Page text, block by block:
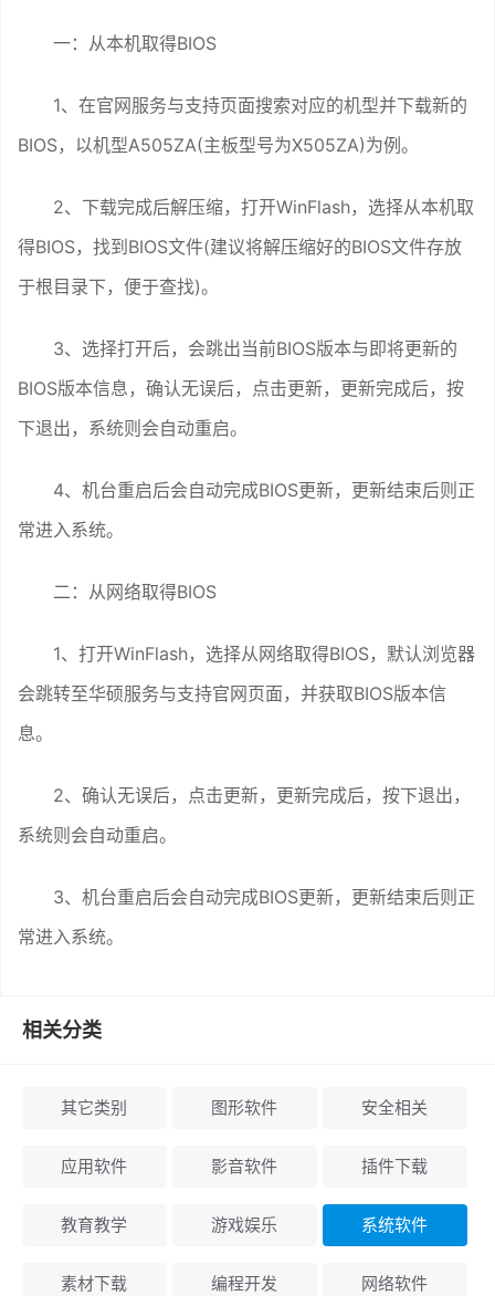
一：从本机取得BIOS
1、在官网服务与支持页面搜索对应的机型并下载新的
BIOS，以机型A505ZA(主板型号为X505ZA)为例。
2、下载完成后解压缩，打开WinFlash，选择从本机取
得BIOS，找到BIOS文件(建议将解压缩好的BIOS文件存放
于根目录下，便于查找)。
3、选择打开后，会跳出当前BIOS版本与即将更新的
BIOS版本信息，确认无误后，点击更新，更新完成后，按
下退出，系统则会自动重启。
4、机台重启后会自动完成BIOS更新，更新结束后则正
常进入系统。
二：从网络取得BIOS
1、打开WinFlash，选择从网络取得BIOS，默认浏览器
会跳转至华硕服务与支持官网页面，并获取BIOS版本信
息。
2、确认无误后，点击更新，更新完成后，按下退出，
系统则会自动重启。
3、机台重启后会自动完成BIOS更新，更新结束后则正
常进入系统。
相关分类
其它类别 图形软件 安全相关
应用软件 影音软件 插件下载
教育教学 游戏娱乐 系统软件
素材下载 编程开发 网络软件